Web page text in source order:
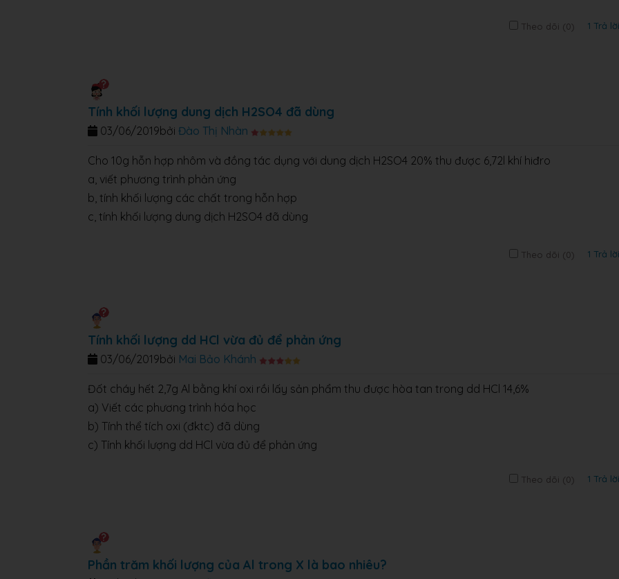
Theo dõi (0) 1 Trả lời
Tính khối lượng dung dịch H2SO4 đã dùng
bởi Đào Thị Nhàn
03/06/2019
Cho 10g hỗn hợp nhôm và đồng tác dụng với dung dịch H2SO4 20% thu được 6,72l khí hiđro
a, viết phương trình phản ứng
b, tính khối lượng các chất trong hỗn hợp
c, tính khối lượng dung dịch H2SO4 đã dùng
Theo dõi (0) 1 Trả lời
Tính khối lượng dd HCl vừa đủ để phản ứng
bởi Mai Bảo Khánh
03/06/2019
Đốt cháy hết 2,7g Al bằng khí oxi rồi lấy sản phẩm thu được hòa tan trong dd HCl 14,6%
a) Viết các phương trình hóa học
b) Tính thể tích oxi (đktc) đã dùng
c) Tính khối lượng dd HCl vừa đủ để phản ứng
Theo dõi (0) 1 Trả lời
Phần trăm khối lượng của Al trong X là bao nhiêu?